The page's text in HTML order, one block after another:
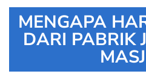
MENGAPA
DARI PABRIK